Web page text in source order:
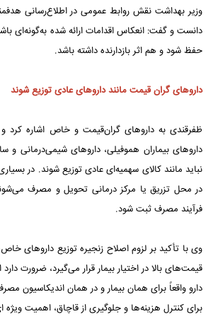
وزیر بهداشت نقش روابط عمومی در اطلاع‌رسانی
دانست و گفت: انعکاس اقدامات ارائه شده به‌گونه‌ای
حفظ شود و هم اثر بازدارنده داشته باشد.
داروهای گران قیمت مانند داروهای عادی توزیع شوند
ظفرقندی به داروهای گران‌قیمت و خاص اشاره کرد و
داروهای بیماران هموفیلی، داروهای شیمی‌درمانی و
نباید مانند کالای سهمیه‌ای عادی توزیع شوند. در
در محل تزریق یا مرکز درمانی تحویل و مصرف
فرآیند مصرف ثبت شود.
وی با تأکید بر لزوم اصلاح زنجیره توزیع داروهای
قیمت‌های بالا در اختیار بیمار قرار می‌گیرد، ضرورت
دارو واقعاً برای همان بیمار و در همان اندیکاسیون
برای کنترل هزینه‌ها و جلوگیری از قاچاق، اهمیت ویژه